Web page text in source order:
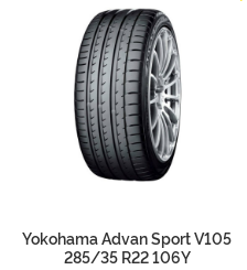
Yokohama Advan Sport V105
285/35 R22 106Y